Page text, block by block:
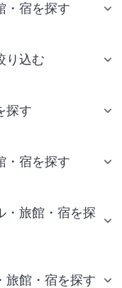
・宿を探す
り込む
探す
・宿を探す
・旅館・宿を探
旅館・宿を探す